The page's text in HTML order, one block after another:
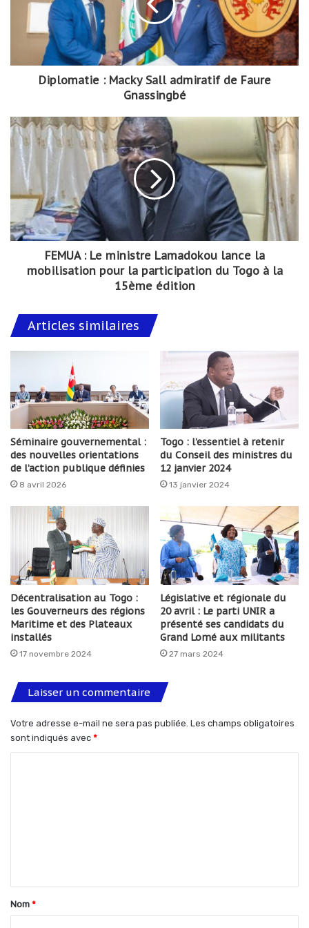
Diplomatie : Macky Sall admiratif de Faure
Gnassingbé
FEMUA : Le ministre Lamadokou lance la
mobilisation pour la participation du Togo à la
15ème édition
Articles similaires
Séminaire gouvernemental :
des nouvelles orientations
de l’action publique définies
8 avril 2026
Togo : l’essentiel à retenir
du Conseil des ministres du
12 janvier 2024
13 janvier 2024
Décentralisation au Togo :
les Gouverneurs des régions
Maritime et des Plateaux
installés
17 novembre 2024
Législative et régionale du
20 avril : Le parti UNIR a
présenté ses candidats du
Grand Lomé aux militants
27 mars 2024
Laisser un commentaire
Votre adresse e-mail ne sera pas publiée. Les champs obligatoires
sont indiqués avec *
t
a
Nom *